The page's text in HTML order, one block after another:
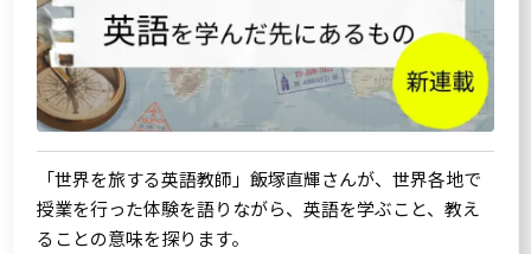
「世界を旅する英語教師」飯塚直輝さんが、世界各地で
授業を行った体験を語りながら、英語を学ぶこと、教え
ることの意味を探ります。